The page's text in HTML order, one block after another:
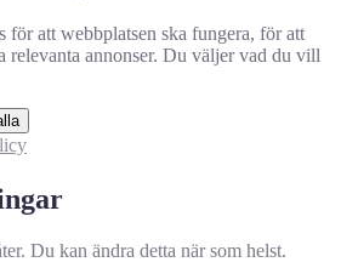
för att webbplatsen ska fungera, för att
relevanta annonser. Du väljer vad du vill
Du kan ändra detta när som helst.